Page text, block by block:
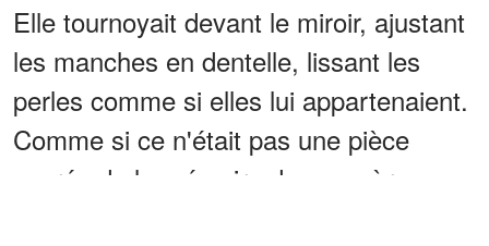
Elle tournoyait devant le miroir, ajustant
les manches en dentelle, lissant les
perles comme si elles lui appartenaient.
Comme si ce n'était pas une pièce
sacrée de la mémoire de ma mère.